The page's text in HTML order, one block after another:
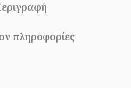
πληροφορίες